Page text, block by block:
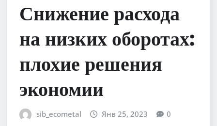
Снижение расхода
на низких оборотах:
плохие решения
экономии
sib_ecometal Янв 25, 2023 0